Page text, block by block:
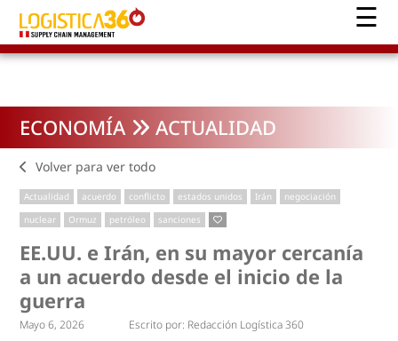
ECONOMÍA ACTUALIDAD
Volver para ver todo
Actualidad acuerdo conflicto estados unidos Irán
negociación
nuclear
Ormuz petróleo sanciones
EE.UU. e Irán, en su mayor cercanía
a un acuerdo desde el inicio de la
guerra
Mayo 6, 2026 Escrito por: Redacción Logística 360